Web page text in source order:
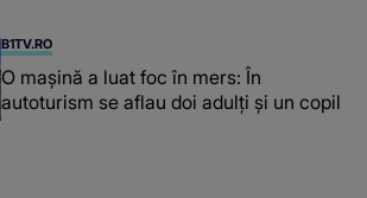
B1TV.RO
O maşină a luat foc în mers: În
autoturism se aflau doi adulți și un copil